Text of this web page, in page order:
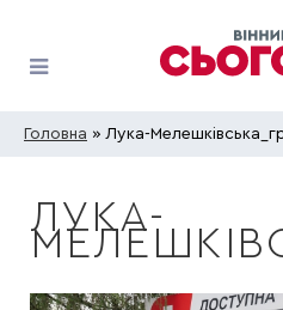
Головна » Лука-
ЛУКА-